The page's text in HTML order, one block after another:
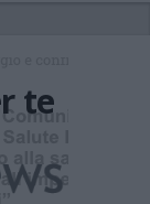
te